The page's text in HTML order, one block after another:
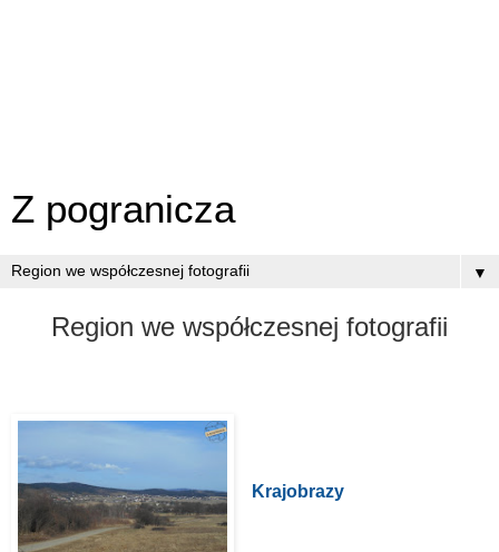
Z pogranicza
▼
Region we współczesnej fotografii
Krajobrazy